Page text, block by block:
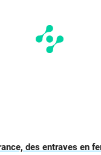
des entraves en